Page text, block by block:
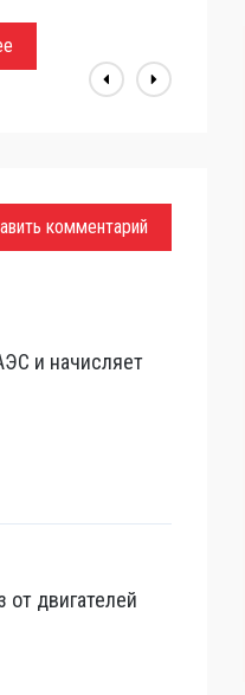
комментарий
и начисляет
двигателей